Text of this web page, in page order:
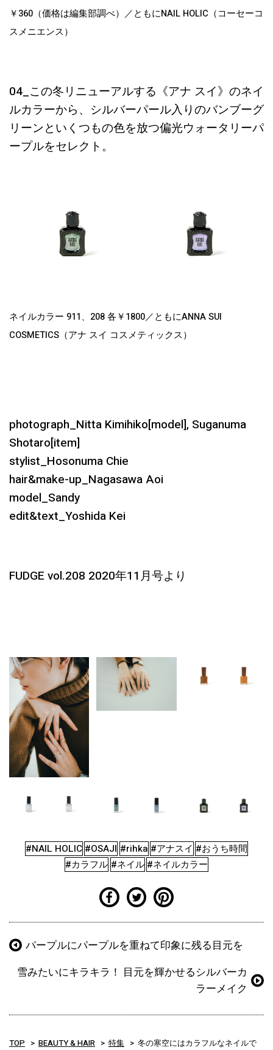
￥360（価格は編集部調べ）／ともにNAIL HOLIC（コーセーコ
スメニエンス）
04_この冬リニューアルする《アナ スイ》のネイ
ルカラーから、シルバーパール入りのバンブーグ
リーンといくつもの色を放つ偏光ウォータリーパ
ープルをセレクト。
ネイルカラー 911、208 各￥1800／ともにANNA SUI
COSMETICS（アナ スイ コスメティックス）
photograph_Nitta Kimihiko[model], Suganuma
Shotaro[item]
stylist_Hosonuma Chie
hair&make-up_Nagasawa Aoi
model_Sandy
edit&text_Yoshida Kei
FUDGE vol.208 2020年11月号より
#NAIL HOLIC #OSAJI #rihka #アナスイ #おうち時間
#カラフル #ネイル #ネイルカラー
パープルにパープルを重ねて印象に残る目元を
雪みたいにキラキラ！ 目元を輝かせるシルバーカ
ラーメイク
TOP BEAUTY & HAIR 特集
冬の寒空にはカラフルなネイルで